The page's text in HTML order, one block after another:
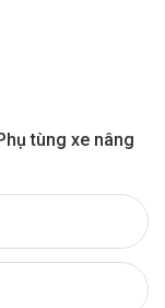
tùng xe nâng